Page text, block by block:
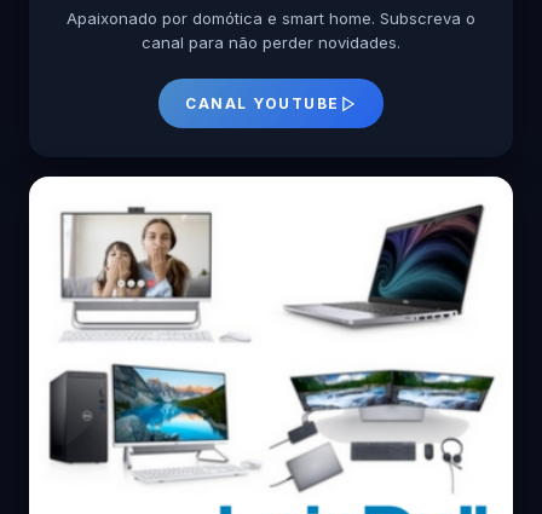
Apaixonado por domótica e smart home. Subscreva o
canal para não perder novidades.
CANAL YOUTUBE